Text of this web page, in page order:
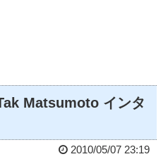
Matsumoto インタ
2010/05/07 23:19